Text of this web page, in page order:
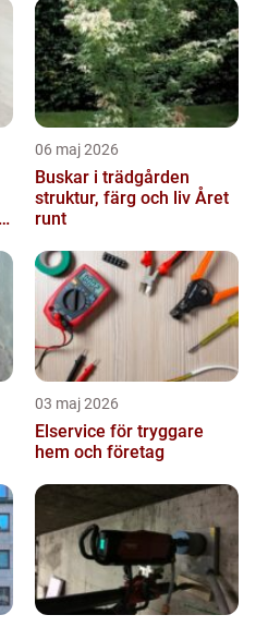
06 maj 2026
Buskar i trädgården
struktur, färg och liv Året
runt
03 maj 2026
Elservice för tryggare
hem och företag